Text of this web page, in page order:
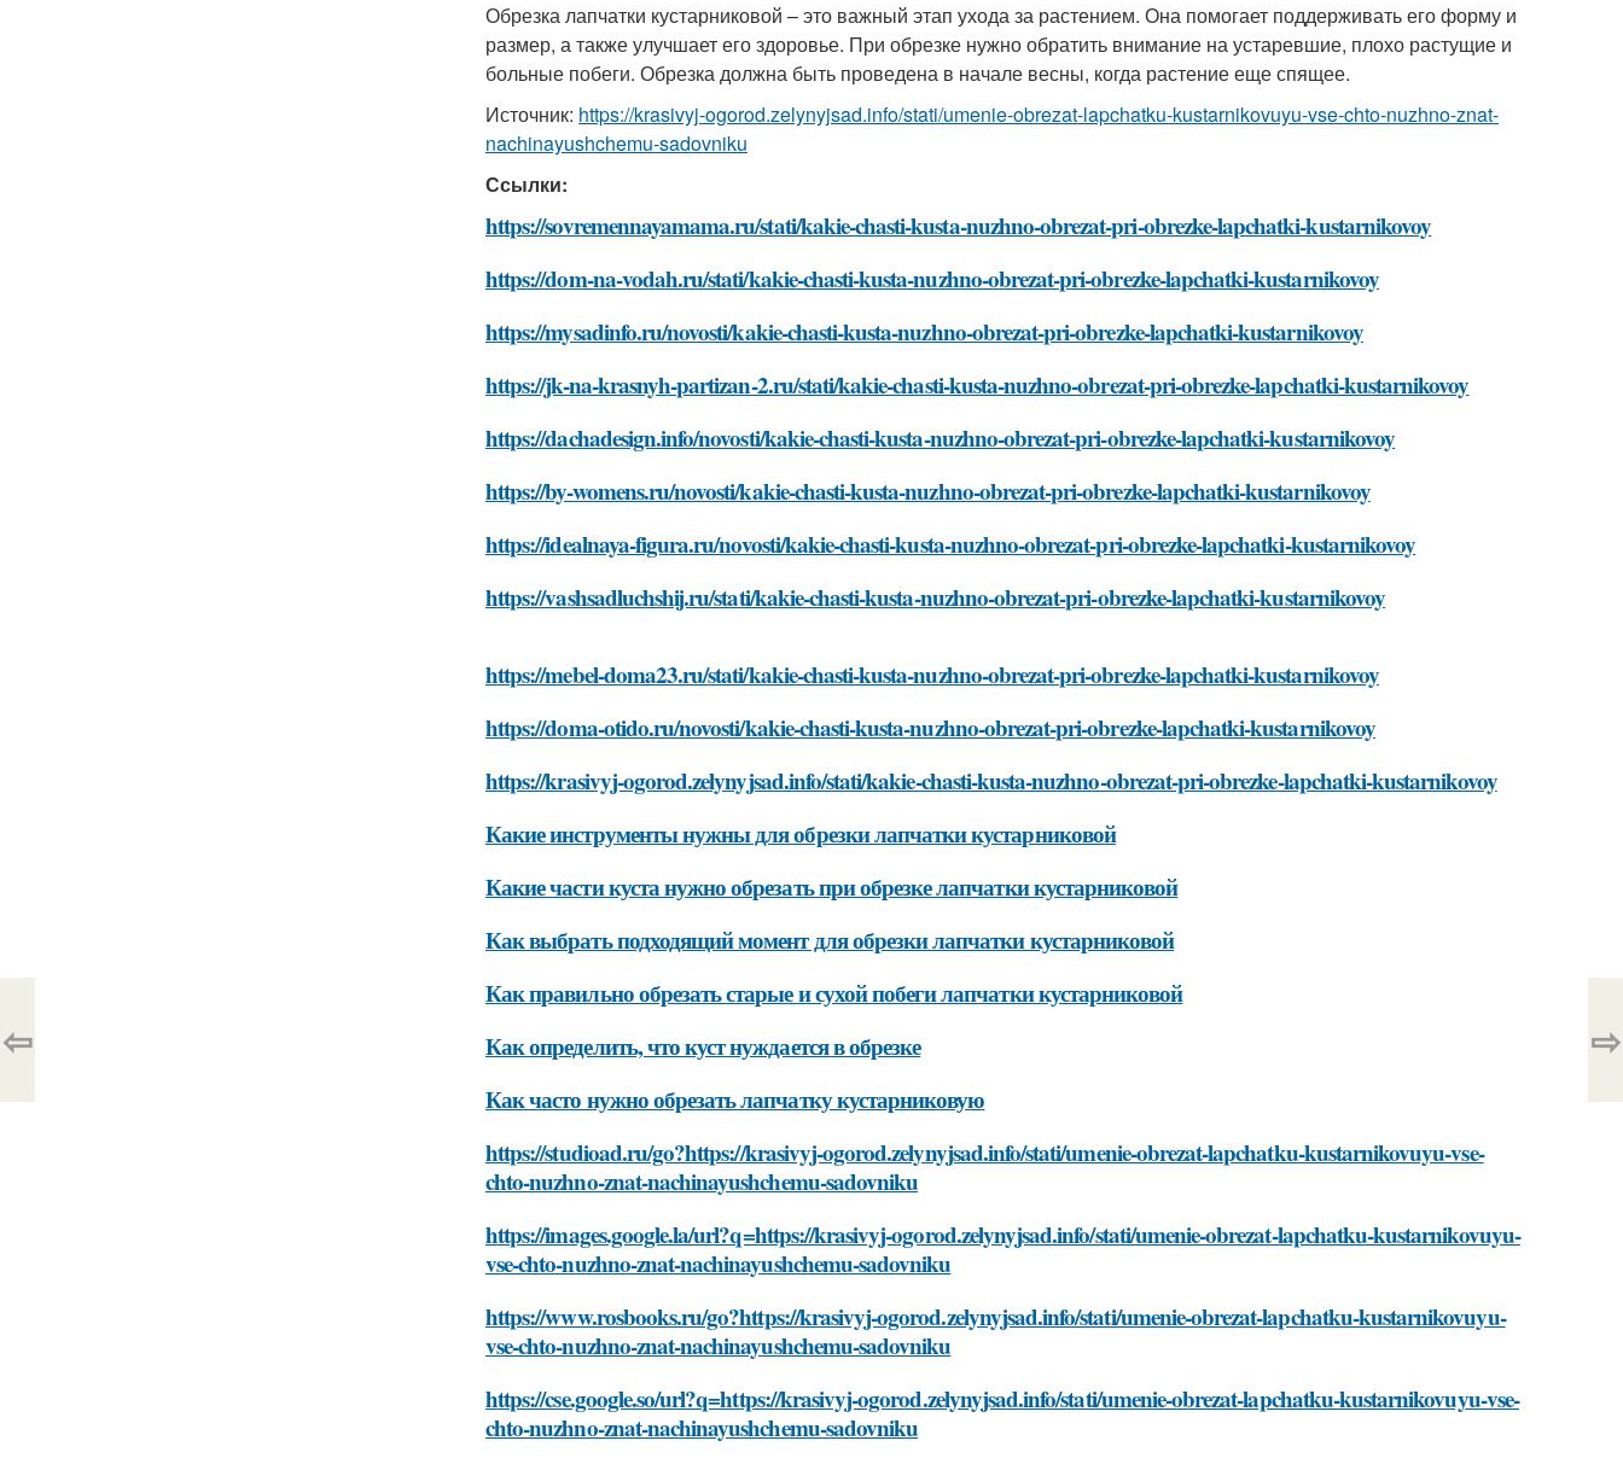
Обрезка лапчатки кустарниковой – это важный этап ухода за растением. Она помогает поддерживать его форму и
размер, а также улучшает его здоровье. При обрезке нужно обратить внимание на устаревшие, плохо растущие и
больные побеги. Обрезка должна быть проведена в начале весны, когда растение еще спящее.
Источник: https://krasivyj-ogorod.zelynyjsad.info/stati/umenie-obrezat-lapchatku-kustarnikovuyu-vse-chto-nuzhno-znat-
nachinayushchemu-sadovniku
Ссылки:
https://sovremennayamama.ru/stati/kakie-chasti-kusta-nuzhno-obrezat-pri-obrezke-lapchatki-kustarnikovoy
https://dom-na-vodah.ru/stati/kakie-chasti-kusta-nuzhno-obrezat-pri-obrezke-lapchatki-kustarnikovoy
https://mysadinfo.ru/novosti/kakie-chasti-kusta-nuzhno-obrezat-pri-obrezke-lapchatki-kustarnikovoy
https://jk-na-krasnyh-partizan-2.ru/stati/kakie-chasti-kusta-nuzhno-obrezat-pri-obrezke-lapchatki-kustarnikovoy
https://dachadesign.info/novosti/kakie-chasti-kusta-nuzhno-obrezat-pri-obrezke-lapchatki-kustarnikovoy
https://by-womens.ru/novosti/kakie-chasti-kusta-nuzhno-obrezat-pri-obrezke-lapchatki-kustarnikovoy
https://idealnaya-figura.ru/novosti/kakie-chasti-kusta-nuzhno-obrezat-pri-obrezke-lapchatki-kustarnikovoy
https://vashsadluchshij.ru/stati/kakie-chasti-kusta-nuzhno-obrezat-pri-obrezke-lapchatki-kustarnikovoy
https://mebel-doma23.ru/stati/kakie-chasti-kusta-nuzhno-obrezat-pri-obrezke-lapchatki-kustarnikovoy
https://doma-otido.ru/novosti/kakie-chasti-kusta-nuzhno-obrezat-pri-obrezke-lapchatki-kustarnikovoy
https://krasivyj-ogorod.zelynyjsad.info/stati/kakie-chasti-kusta-nuzhno-obrezat-pri-obrezke-lapchatki-kustarnikovoy
Какие инструменты нужны для обрезки лапчатки кустарниковой
Какие части куста нужно обрезать при обрезке лапчатки кустарниковой
Как выбрать подходящий момент для обрезки лапчатки кустарниковой
Как правильно обрезать старые и сухой побеги лапчатки кустарниковой
Как определить, что куст нуждается в обрезке
Как часто нужно обрезать лапчатку кустарниковую
https://studioad.ru/go?https://krasivyj-ogorod.zelynyjsad.info/stati/umenie-obrezat-lapchatku-kustarnikovuyu-vse-
chto-nuzhno-znat-nachinayushchemu-sadovniku
https://images.google.la/url?q=https://krasivyj-ogorod.zelynyjsad.info/stati/umenie-obrezat-lapchatku-kustarnikovuyu-
vse-chto-nuzhno-znat-nachinayushchemu-sadovniku
https://www.rosbooks.ru/go?https://krasivyj-ogorod.zelynyjsad.info/stati/umenie-obrezat-lapchatku-kustarnikovuyu-
vse-chto-nuzhno-znat-nachinayushchemu-sadovniku
https://cse.google.so/url?q=https://krasivyj-ogorod.zelynyjsad.info/stati/umenie-obrezat-lapchatku-kustarnikovuyu-vse-
chto-nuzhno-znat-nachinayushchemu-sadovniku
⇦ ⇨